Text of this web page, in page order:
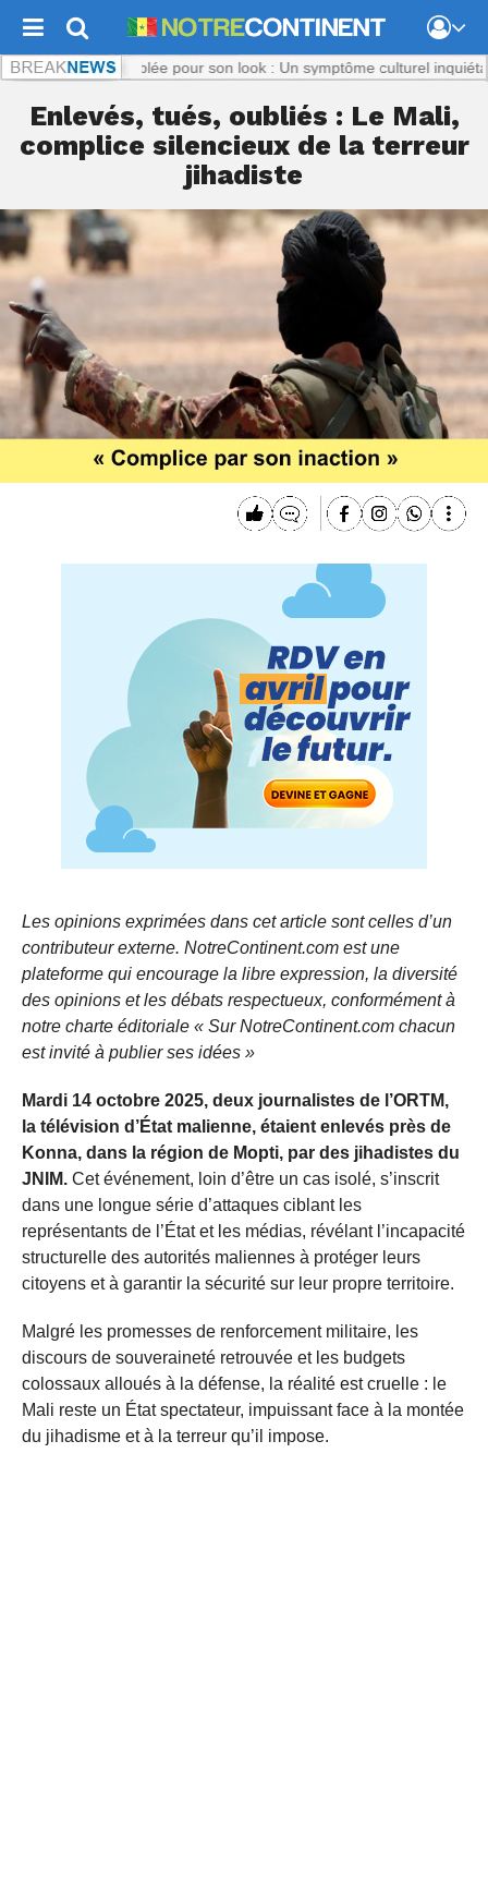
: Titi, ciblée pour son look : Un symptôme culturel inquiétant
Enlevés, tués, oubliés : Le Mali,
complice silencieux de la terreur
jihadiste
Les opinions exprimées dans cet article sont celles d’un
contributeur externe. NotreContinent.com est une
plateforme qui encourage la libre expression, la diversité
des opinions et les débats respectueux, conformément à
notre charte éditoriale « Sur NotreContinent.com chacun
est invité à publier ses idées »
Mardi 14 octobre 2025, deux journalistes de l’ORTM,
la télévision d’État malienne, étaient enlevés près de
Konna, dans la région de Mopti, par des jihadistes du
JNIM. Cet événement, loin d’être un cas isolé, s’inscrit
dans une longue série d’attaques ciblant les
représentants de l’État et les médias, révélant l’incapacité
structurelle des autorités maliennes à protéger leurs
citoyens et à garantir la sécurité sur leur propre territoire.
Malgré les promesses de renforcement militaire, les
discours de souveraineté retrouvée et les budgets
colossaux alloués à la défense, la réalité est cruelle : le
Mali reste un État spectateur, impuissant face à la montée
du jihadisme et à la terreur qu’il impose.